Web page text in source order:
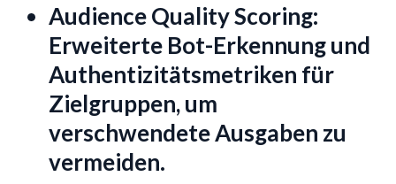
Audience Quality Scoring:
Erweiterte Bot-Erkennung und
Authentizitätsmetriken für
Zielgruppen, um
verschwendete Ausgaben zu
vermeiden.